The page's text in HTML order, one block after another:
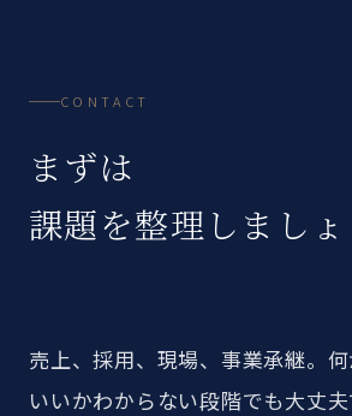
CONTACT
まずは
課題を整理しましょ
売上、採用、現場、事業承継。
いいかわからない段階でも大丈